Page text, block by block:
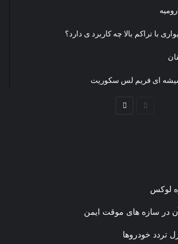
با تراکم بالا چه کاربرد ی دارد؟
صفحه
لوکس
در سازه های موقت ایمن
تردد خودروها